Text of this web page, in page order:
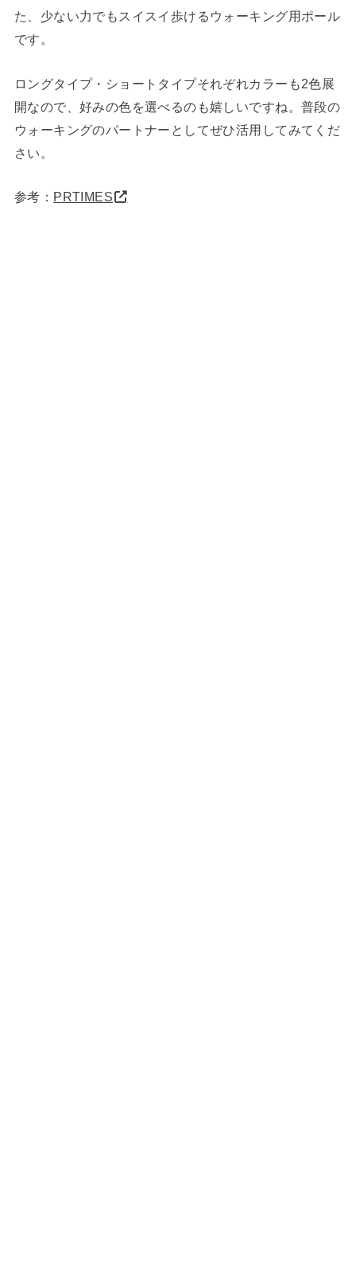
た、少ない力でもスイスイ歩けるウォーキング用ポール
です。
ロングタイプ・ショートタイプそれぞれカラーも2色展
開なので、好みの色を選べるのも嬉しいですね。普段の
ウォーキングのパートナーとしてぜひ活用してみてくだ
さい。
参考： PRTIMES